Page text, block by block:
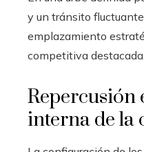
y un tránsito
emplazamiento
competitiva destacada.
Repercusión
interna de la